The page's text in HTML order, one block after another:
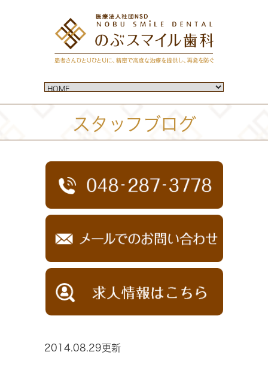
スタッフブログ
2014.08.29更新